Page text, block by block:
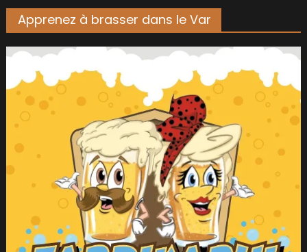
Apprenez à brasser dans le Var